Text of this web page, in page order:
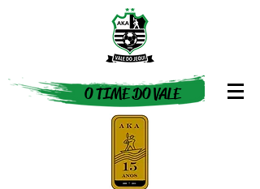
O TIME DO VALE